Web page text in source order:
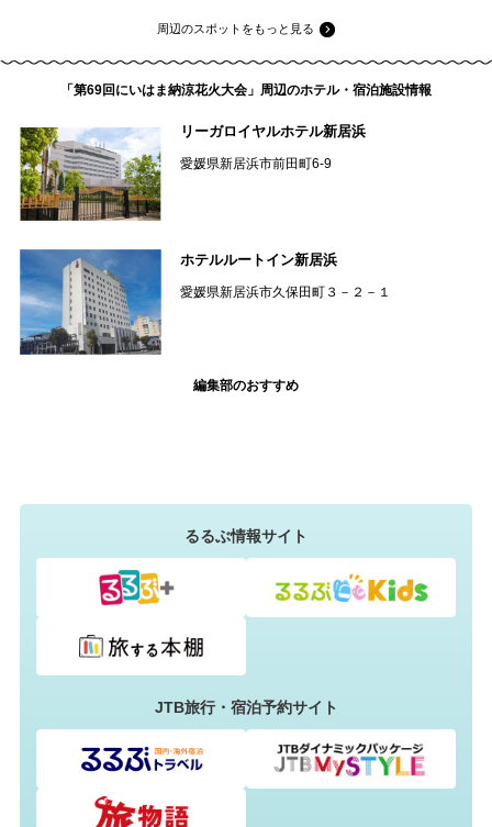
周辺のスポットをもっと見る
「第69回にいはま納涼花火大会」周辺のホテル・宿泊施設情報
リーガロイヤルホテル新居浜
愛媛県新居浜市前田町6-9
ホテルルートイン新居浜
愛媛県新居浜市久保田町３－２－１
編集部のおすすめ
るるぶ情報サイト
JTB旅行・宿泊予約サイト